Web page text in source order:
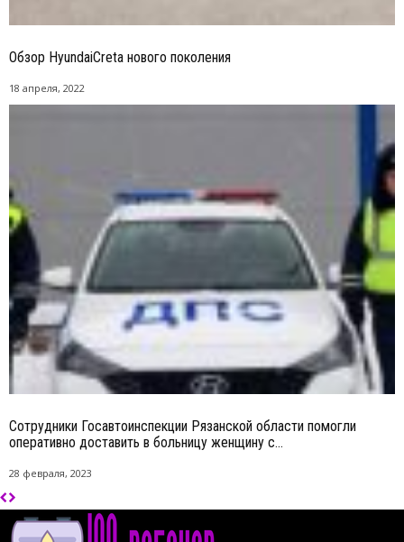
Обзор HyundaiCreta нового поколения
18 апреля, 2022
Сотрудники Госавтоинспекции Рязанской области помогли
оперативно доставить в больницу женщину с...
28 февраля, 2023